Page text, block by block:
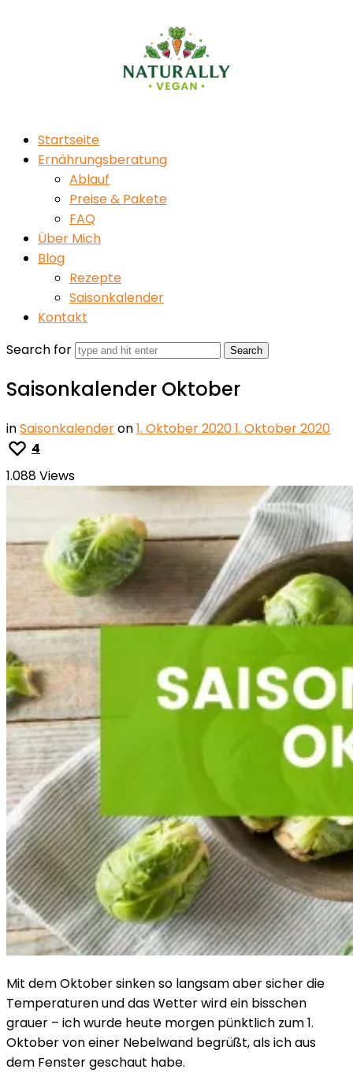
Naturally
Vegan
Startseite
Ernährungsberatung
Ablauf
Preise & Pakete
FAQ
Über Mich
Blog
Rezepte
Saisonkalender
Kontakt
Search for
Saisonkalender Oktober
inSaisonkalenderon1. Oktober 20201. Oktober 2020
4
1.088 Views
Mit dem Oktober sinken so langsam aber sicher die
Temperaturen und das Wetter wird ein bisschen
grauer – ich wurde heute morgen pünktlich zum 1.
Oktober von einer Nebelwand begrüßt, als ich aus
dem Fenster geschaut habe.